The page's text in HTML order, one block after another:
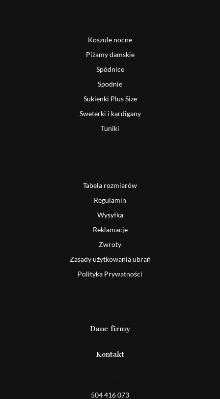
Koszule nocne
Piżamy damskie
Spódnice
Spodnie
Sukienki Plus Size
Sweterki i kardigany
Tuniki
Tabela rozmiarów
Regulamin
Wysyłka
Reklamacje
Zwroty
Zasady użytkowania ubrań
Polityka Prywatności
Dane firmy
Kontakt
504 416 073